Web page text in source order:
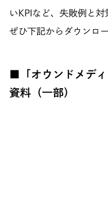
いKPIなど、失敗例と対
ぜひ下記からダウンロ
■「オウンドメディ
資料（一部）